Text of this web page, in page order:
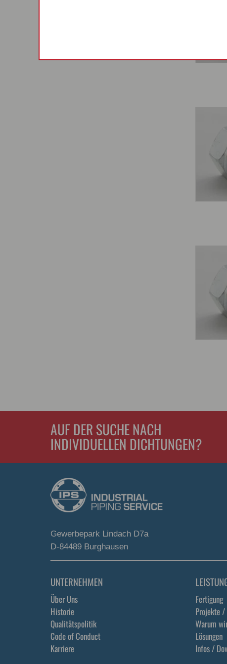
AUF DER SUCHE NACH
INDIVIDUELLEN DICHTUNGEN?
Gewerbepark Lindach D7a
D-84489 Burghausen
UNTERNEHMEN
Über Uns
Historie
Qualitätspolitik
Code of Conduct
Karriere
Fertigung
Projekte /
Warum
Lösungen
Infos /